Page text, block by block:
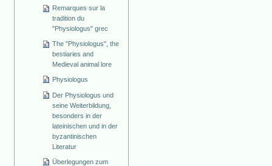
Remarques sur la
tradition du
"Physiologus" grec
The "Physiologus", the
bestiaries and
Medieval animal lore
Physiologus
Der Physiologus und
seine Weiterbildung,
besonders in der
lateinischen und in der
byzantinischen
Literatur
Überlegungen zum